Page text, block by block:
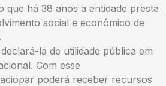
que há 38 anos a entidade presta
social e econômico de
la de utilidade pública em
Com esse
poderá receber recursos